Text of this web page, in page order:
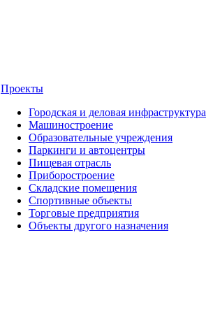
Проекты
Городская и деловая инфраструктура
Машиностроение
Образовательные учреждения
Паркинги и автоцентры
Пищевая отрасль
Приборостроение
Складские помещения
Спортивные объекты
Торговые предприятия
Объекты другого назначения